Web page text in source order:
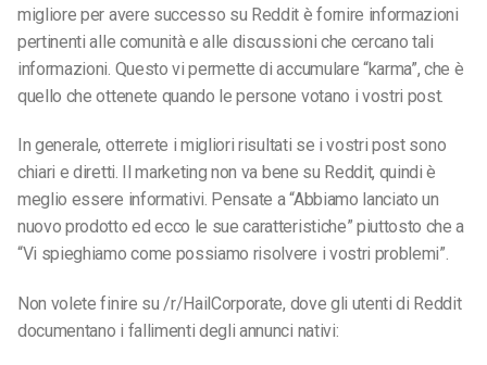
migliore per avere successo su Reddit è fornire informazioni
pertinenti alle comunità e alle discussioni che cercano tali
informazioni. Questo vi permette di accumulare “karma”, che è
quello che ottenete quando le persone votano i vostri post.
In generale, otterrete i migliori risultati se i vostri post sono
chiari e diretti. Il marketing non va bene su Reddit, quindi è
meglio essere informativi. Pensate a “Abbiamo lanciato un
nuovo prodotto ed ecco le sue caratteristiche” piuttosto che a
“Vi spieghiamo come possiamo risolvere i vostri problemi”.
Non volete finire su /r/HailCorporate, dove gli utenti di Reddit
documentano i fallimenti degli annunci nativi: